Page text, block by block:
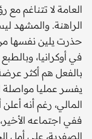
العامة لا تتناغم مع
الراهنة. والمشهد
حذرت يلين نفسها
في أوكرانيا،
بالفعل هم أكثر
يفسر عمليا مواصلة
المالي، رغم أنه
ففي اجتماعه
الصفرية، على أمل